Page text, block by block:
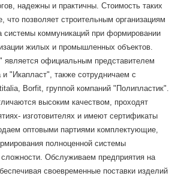
надежны и практичны. Стоимость таких
что позволяет строительным организациям
системы коммуникаций при формировании
жилых и промышленных объектов.
официальным представителем
и "Икапласт", также сотрудничаем с
Borfit, группой компаний "Полипластик".
высоким качеством, проходят
изготовителях и имеют сертификаты
оптовыми партиями комплектующие,
полноценной системы
Обслуживаем предприятия на
своевременные поставки изделий